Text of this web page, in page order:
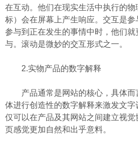
在互动。他们在现实生活中执行的
标）会在屏幕上产生响应。交互是
参与到正在发生的事情中时，他们
与。滚动是微妙的交互形式之一。
2.实物产品的数字解释
产品通常是网站的核心，具体而
体进行创造性的数字解释来激发文
仅可以在产品及其网站之间建立视觉
页感觉更加自然和出乎意料。